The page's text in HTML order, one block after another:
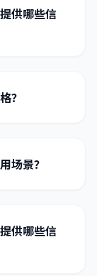
供哪些信
？
场景？
供哪些信